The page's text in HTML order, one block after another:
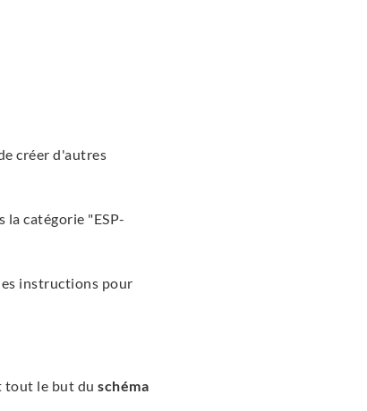
créer d'autres
catégorie "ESP-
instructions pour
tout le but du schéma